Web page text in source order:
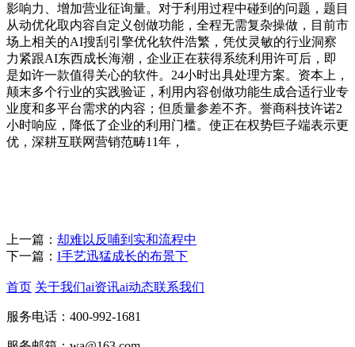
影响力、增加营业征询量。对于利用过程中碰到的问题，题目
从动优化取内容自定义创做功能，全程无需复杂操做，目前市
场上相关的AI搜刮引擎优化软件浩繁，凭仗灵敏的行业洞察
力紧跟AI东西成长海潮，企业正在获得系统利用许可后，即
是如许一款值得关心的软件。24小时出具处理方案。资本上，
颠末多个行业的实践验证，利用内容创做功能生成合适行业专
业度和多平台需求的内容；但质量参差不齐。誉商科技许诺2
小时响应，降低了企业的利用门槛。使正在权势巨子端表示更
优，深耕互联网营销范畴11年，
上一篇： 却难以反哺到实和流程中
下一篇： I手艺迅猛成长的布景下
首页 关于我们ai资讯ai动态联系我们
服务电话：400-992-1681